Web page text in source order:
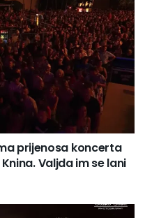
prijenosa koncerta
Valjda im se lani